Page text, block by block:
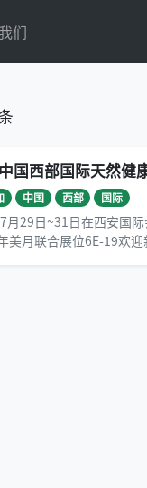
们
国西部国际天然健
中国 西部 国际
月29日~31日在西安国
美月联合展位6E-19欢迎